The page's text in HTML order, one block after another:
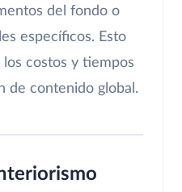
del fondo o
específicos. Esto
costos y tiempos
de contenido global.